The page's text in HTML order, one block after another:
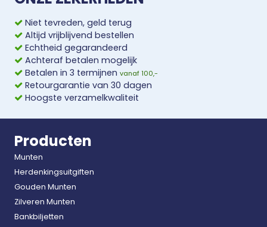
Niet tevreden, geld terug
Altijd vrijblijvend bestellen
Echtheid gegarandeerd
Achteraf betalen mogelijk
Betalen in 3 termijnen vanaf 100,-
Retourgarantie van 30 dagen
Hoogste verzamelkwaliteit
Producten
Munten
Herdenkingsuitgiften
Gouden Munten
Zilveren Munten
Bankbiljetten